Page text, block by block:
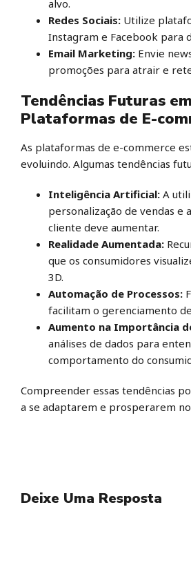
alvo.
Redes Sociais: Utilize
Instagram e Facebook para
Email Marketing: Envie
promoções para atrair e
Tendências Futuras em
Plataformas de E-
As plataformas de e-commerce
evoluindo. Algumas tendências
Inteligência Artificial: A
personalização de vendas e
cliente deve aumentar.
Realidade Aumentada:
que os consumidores
3D.
Automação de Processos:
facilitam o gerenciamento
Aumento na Importância
análises de dados para
comportamento do
Compreender essas tendências
a se adaptarem e prosperarem
Deixe Uma Resposta